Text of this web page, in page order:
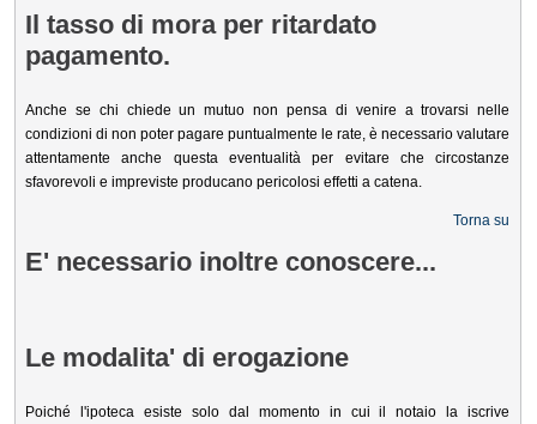
Il tasso di mora per ritardato
pagamento.
Anche se chi chiede un mutuo non pensa di venire a trovarsi nelle
condizioni di non poter pagare puntualmente le rate, è necessario valutare
attentamente anche questa eventualità per evitare che circostanze
sfavorevoli e impreviste producano pericolosi effetti a catena.
Torna su
E' necessario inoltre conoscere...
Le modalita' di erogazione
Poiché l'ipoteca esiste solo dal momento in cui il notaio la iscrive